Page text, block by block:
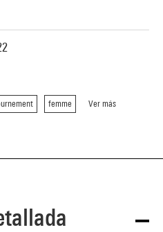
femme Ver más